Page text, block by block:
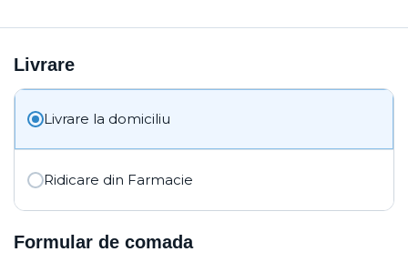
Livrare
Livrare la domiciliu
Ridicare din Farmacie
Formular de comada